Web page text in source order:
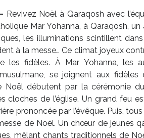
Revivez Noël à Qaraqosh avec
Mar Yohanna, à Qaraqosh,
les illuminations scintillent
à la messe… Ce climat joyeux
les fidèles. À Mar Yohanna, les
se joignent aux
Noël débutent par la cérémonie
cloches de l’église. Un grand feu
prononcée par l’évêque. Puis,
de Noël. Un chœur de jeunes
mêlant chants traditionnels de